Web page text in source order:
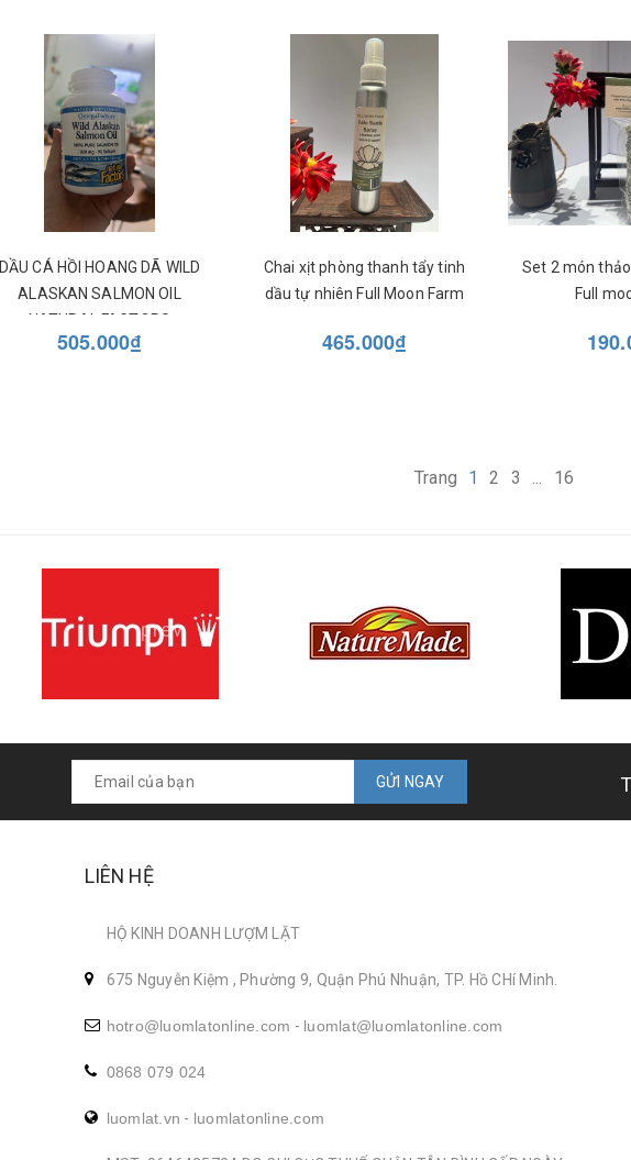
DẦU CÁ HỒI HOANG DÃ WILD
ALASKAN SALMON OIL
NATURAL FACTORS
505.000₫
Chai xịt phòng thanh tẩy tinh
dầu tự nhiên Full Moon Farm
465.000₫
Set 2 món
Full
Trang 1 2 3 ... 16
prev
GỬI NGAY
LIÊN HỆ
HỘ KINH DOANH LƯỢM LẶT
675 Nguyễn Kiệm , Phường 9, Quận Phú Nhuận, TP. Hồ CHí Minh.
hotro@luomlatonline.com - luomlat@luomlatonline.com
0868 079 024
luomlat.vn - luomlatonline.com